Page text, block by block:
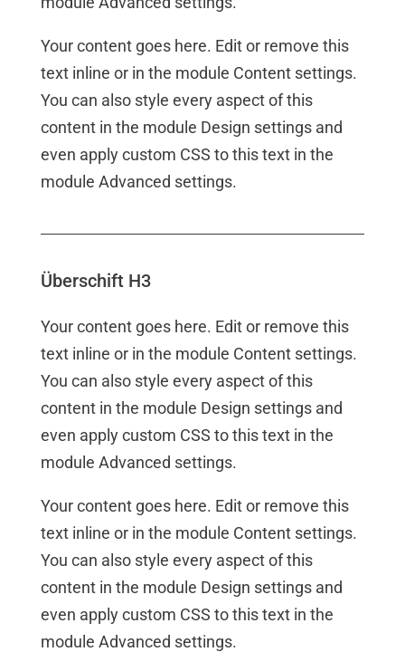
Your content goes here. Edit or remove this
text inline or in the module Content settings.
You can also style every aspect of this
content in the module Design settings and
even apply custom CSS to this text in the
module Advanced settings.
Überschift H3
Your content goes here. Edit or remove this
text inline or in the module Content settings.
You can also style every aspect of this
content in the module Design settings and
even apply custom CSS to this text in the
module Advanced settings.
Your content goes here. Edit or remove this
text inline or in the module Content settings.
You can also style every aspect of this
content in the module Design settings and
even apply custom CSS to this text in the
module Advanced settings.